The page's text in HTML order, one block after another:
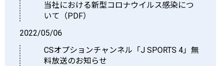
当社における新型コロナウイルス感染につ
いて（PDF）
2022/05/06
CSオプションチャンネル「J SPORTS 4」無
料放送のお知らせ